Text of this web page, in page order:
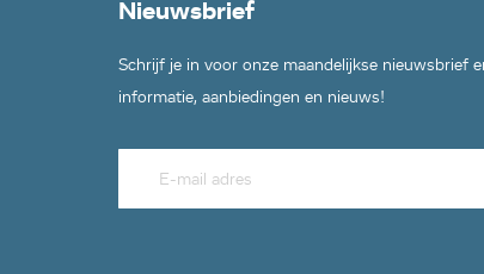
Nieuwsbrief
Schrijf je in voor onze maandelijkse nieuwsbrief
informatie, aanbiedingen en nieuws!